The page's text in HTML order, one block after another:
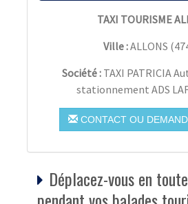
TAXI TOURISME
Ville :ALLONS (
Société : TAXI PATRICIA
stationnement ADS
CONTACT OU
Déplacez-vous en